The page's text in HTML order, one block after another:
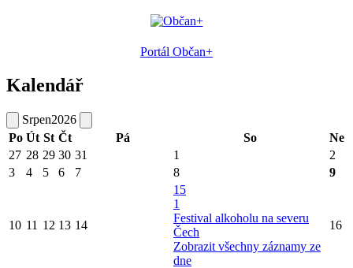
Portál Občan+
Kalendář
Srpen2026
Po Út St Čt Pá So
Ne
27 28 29 30 31 1
2
3
4 5 6 7 8 9
10 11 12 13 14
15
1
Festival alkoholu na severu
Čech
Zobrazit všechny záznamy ze
dne
16